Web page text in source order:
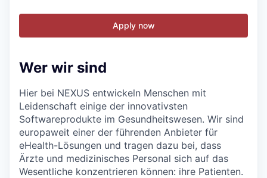
Apply now
Wer wir sind
Hier bei NEXUS entwickeln Menschen mit
Leidenschaft einige der innovativsten
Softwareprodukte im Gesundheitswesen. Wir sind
europaweit einer der führenden Anbieter für
eHealth-Lösungen und tragen dazu bei, dass
Ärzte und medizinisches Personal sich auf das
Wesentliche konzentrieren können: ihre Patienten.